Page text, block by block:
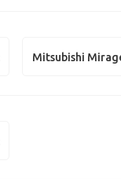
Mitsubishi